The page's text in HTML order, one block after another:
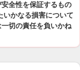
全性を保証するもの
いかなる損害について
切の責任を負いかね